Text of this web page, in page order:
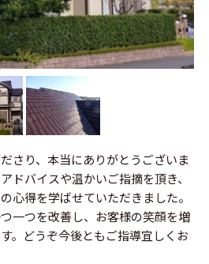
さり、本当にありがとうございま
ドバイスや温かいご指摘を頂き、
心得を学ばせていただきました。
一つを改善し、お客様の笑顔を増
。どうぞ今後ともご指導宜しくお